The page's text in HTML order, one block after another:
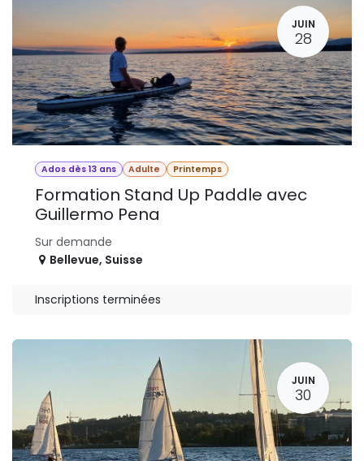
JUIN
28
Ados dès 13 ans Adulte Printemps
Formation Stand Up Paddle avec
Guillermo Pena
Sur demande
Bellevue, Suisse
Inscriptions terminées
JUIN
30